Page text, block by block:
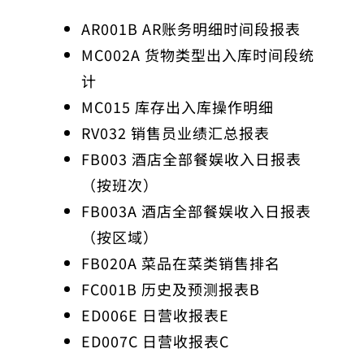
AR001B AR账务明细时间段报表
MC002A 货物类型出入库时间段统
计
MC015 库存出入库操作明细
RV032 销售员业绩汇总报表
FB003 酒店全部餐娱收入日报表
（按班次）
FB003A 酒店全部餐娱收入日报表
（按区域）
FB020A 菜品在菜类销售排名
FC001B 历史及预测报表B
ED006E 日营收报表E
ED007C 日营收报表C